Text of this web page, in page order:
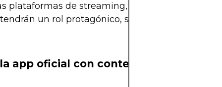
plataformas de streaming, apps móviles y
un rol protagónico, sobre todo entre los
app oficial con contenido global